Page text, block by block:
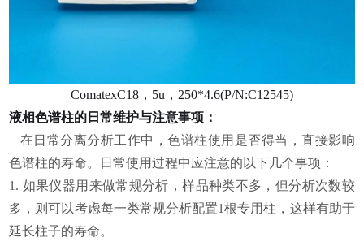
ComatexC18 ，5u，250*4.6(P/N:C12545)
液相色谱柱的日常维护与注意事项：
在日常分离分析工作中，色谱柱使用是否得当，直接影响
色谱柱的寿命。日常使用过程中应注意的以下几个事项：
1. 如果仪器用来做常规分析，样品种类不多，但分析次数较
多，则可以考虑每一类常规分析配置1根专用柱，这样有助于
延长柱子的寿命。